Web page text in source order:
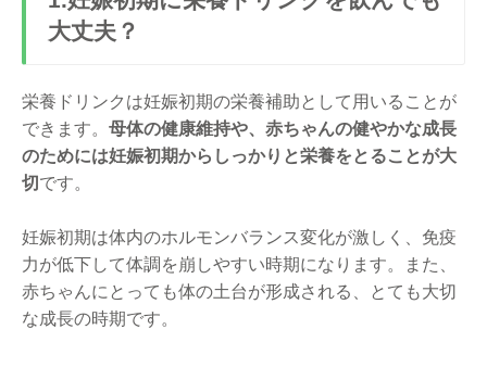
大丈夫？
栄養ドリンクは妊娠初期の栄養補助として用いることが
できます。 母体の健康維持や、赤ちゃんの健やかな成長
のためには妊娠初期からしっかりと栄養をとることが大
切 です。
妊娠初期は体内のホルモンバランス変化が激しく、免疫
力が低下して体調を崩しやすい時期になります。また、
赤ちゃんにとっても体の土台が形成される、とても大切
な成長の時期です。